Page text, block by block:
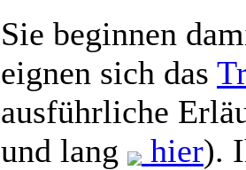
Sie beginnen
eignen sich das
ausführliche
und lang
hier).